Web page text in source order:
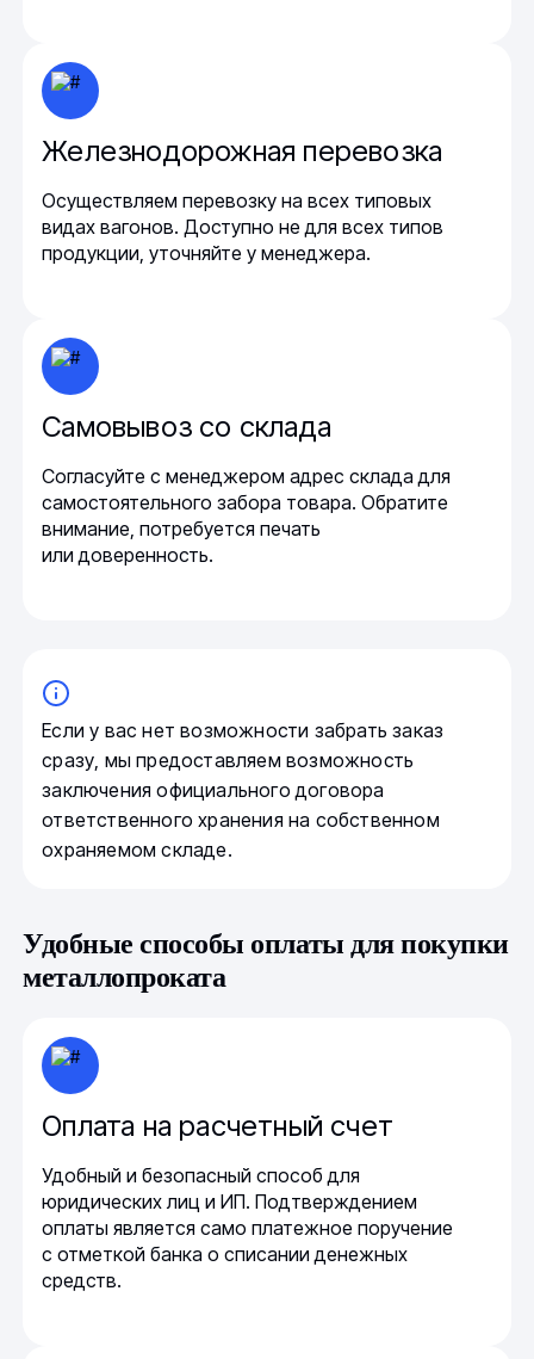
Железнодорожная перевозка
Осуществляем перевозку на всех типовых
видах вагонов. Доступно не для всех типов
продукции, уточняйте у менеджера.
Самовывоз со склада
Согласуйте с менеджером адрес склада для
самостоятельного забора товара. Обратите
внимание, потребуется печать
или доверенность.
Если у вас нет возможности забрать заказ
сразу, мы предоставляем возможность
заключения официального договора
ответственного хранения на собственном
охраняемом складе.
Удобные способы оплаты для покупки
металлопроката
Оплата на расчетный счет
Удобный и безопасный способ для
юридических лиц и ИП. Подтверждением
оплаты является само платежное поручение
с отметкой банка о списании денежных
средств.